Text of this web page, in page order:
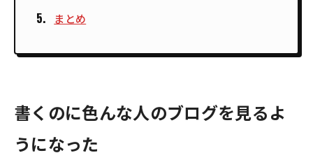
まとめ
書くのに色んな人のブログを見るよ
うになった